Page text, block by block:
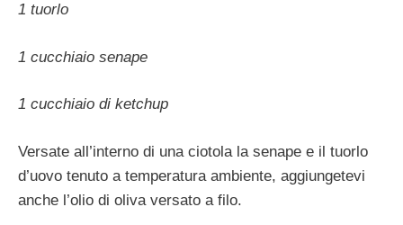
1 tuorlo
1 cucchiaio senape
1 cucchiaio di ketchup
Versate all’interno di una ciotola la senape e il tuorlo
d’uovo tenuto a temperatura ambiente, aggiungetevi
anche l’olio di oliva versato a filo.